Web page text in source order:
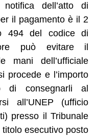
dell’atto di
il pagamento è il 2
494 del codice di
può evitare il
mani dell’ufficiale
procede e l’importo
di consegnarli al
all’UNEP (ufficio
presso il Tribunale
esecutivo posto